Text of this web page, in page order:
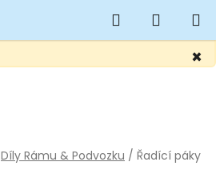
×
Hledat
KOŠÍK
Díly Rámu & Podvozku / Řadící páky